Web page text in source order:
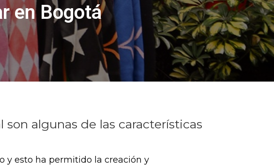
en Bogotá
algunas de las características
y esto ha permitido la creación y